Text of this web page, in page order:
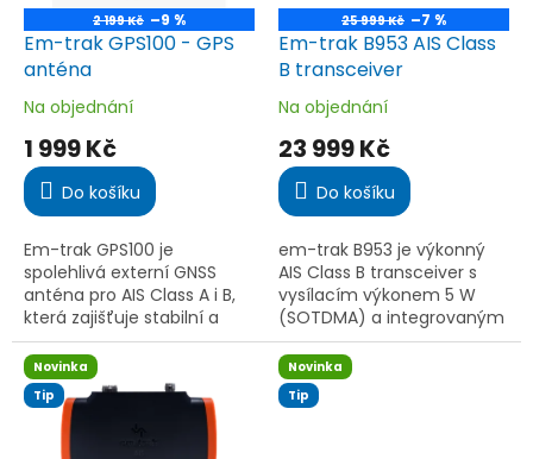
ů
o
d
u
2 199 Kč –9 %
Em-trak GPS100 - GPS
anténa
Průměrné
hodnocení
produktu
je
5,0
5
hvězdiček.
Na objednání
1 999 Kč
Do košíku
Em-trak GPS100 je
spolehlivá externí GNSS
anténa pro AIS Class A i B,
která zajišťuje stabilní a
přesné satelitní určování
polohy i v náročných
podmínkách na moři.
25 999 Kč –7 %
Em-trak B953 AIS Class
B transceiver
Průměrné
produktu
je
5,0
5
hvězdiček.
Na objednání
23 999 Kč
Do košíku
em-trak B953 je výkonný
AIS Class B transceiver s
vysílacím výkonem 5 W
(SOTDMA) a integrovaným
„zero loss“ VHF anténním
splitterem, takže sdílí
stávající VHF anténu bez
ztráty...
Novinka
Tip
Novinka
Tip